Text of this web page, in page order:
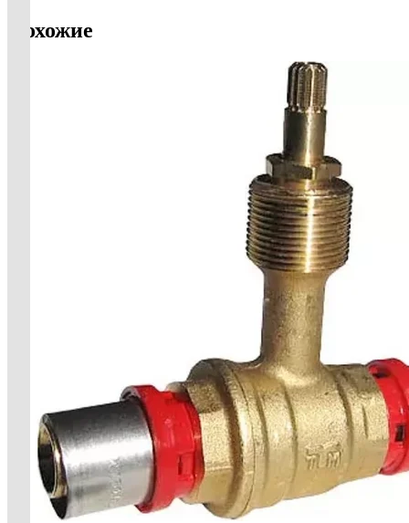
Похожие